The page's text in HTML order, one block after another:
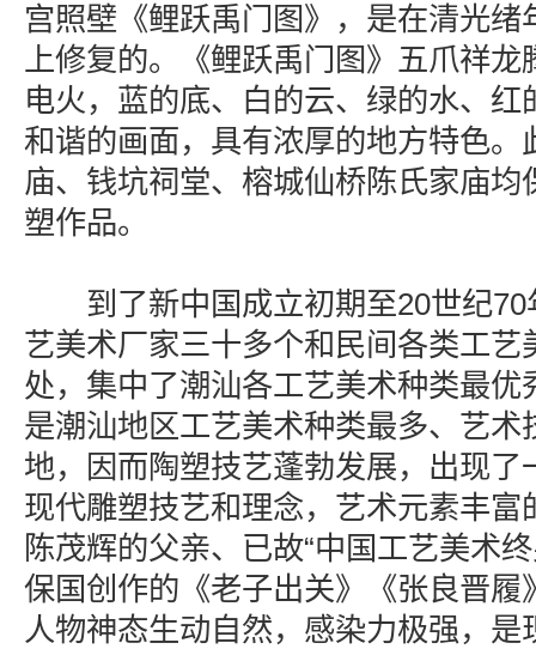
宫照壁《鲤跃禹门图》，是在清光绪
上修复的。《鲤跃禹门图》五爪祥龙
电火，蓝的底、白的云、绿的水、红
和谐的画面，具有浓厚的地方特色。
庙、钱坑祠堂、榕城仙桥陈氏家庙均
塑作品。
到了新中国成立初期至20世纪70
艺美术厂家三十多个和民间各类工艺
处，集中了潮汕各工艺美术种类最优
是潮汕地区工艺美术种类最多、艺术
地，因而陶塑技艺蓬勃发展，出现了
现代雕塑技艺和理念，艺术元素丰富
陈茂辉的父亲、已故“中国工艺美术
保国创作的《老子出关》《张良晋履
人物神态生动自然，感染力极强，是